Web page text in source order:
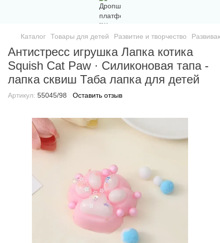
Каталог Товары для детей Развитие и творчество
Антистресс игрушка Лапка котика
Squish Cat Paw · Силиконовая тапа -
лапка сквиш Таба лапка для детей
Артикул: 55045/98 Оставить отзыв